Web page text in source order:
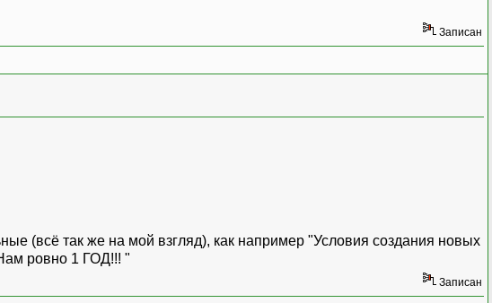
Записан
(всё так же на мой взгляд), как например "Условия создания новых
ровно 1 ГОД!!! "
Записан